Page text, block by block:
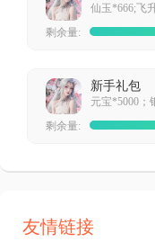
仙玉*666;飞
剩余量:
新手礼包
元宝*5000；
剩余量:
友情链接